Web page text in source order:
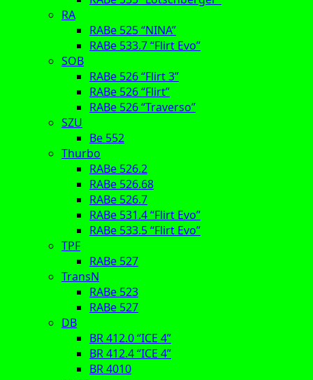
RA
RABe 525 “NINA”
RABe 533.7 “Flirt Evo”
SOB
RABe 526 “Flirt 3”
RABe 526 “Flirt”
RABe 526 “Traverso”
SZU
Be 552
Thurbo
RABe 526.2
RABe 526.68
RABe 526.7
RABe 531.4 “Flirt Evo”
RABe 533.5 “Flirt Evo”
TPF
RABe 527
TransN
RABe 523
RABe 527
DB
BR 412.0 “ICE 4”
BR 412.4 “ICE 4”
BR 4010